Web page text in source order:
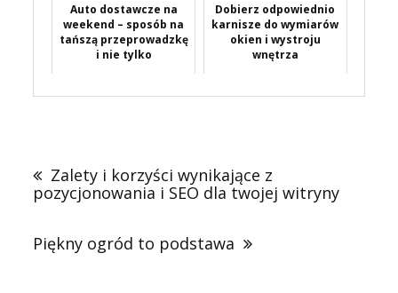
Auto dostawcze na
weekend – sposób na
tańszą przeprowadzkę
i nie tylko
Dobierz odpowiednio
karnisze do wymiarów
okien i wystroju
wnętrza
wpisu
Zalety i korzyści wynikające z
pozycjonowania i SEO dla twojej witryny
Piękny ogród to podstawa